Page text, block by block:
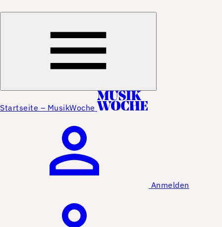
Startseite – MusikWoche
Anmelden